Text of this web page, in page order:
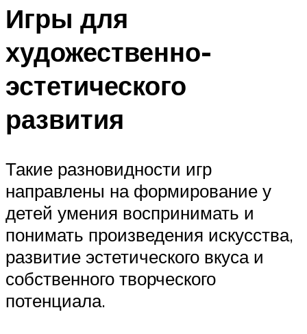
Игры для
художественно-
эстетического
развития
Такие разновидности игр
направлены на формирование у
детей умения воспринимать и
понимать произведения искусства,
развитие эстетического вкуса и
собственного творческого
потенциала.